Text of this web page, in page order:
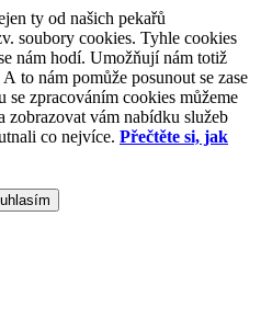
ty od našich pekařů
soubory cookies. Tyhle cookies
nám hodí. Umožňují nám totiž
to nám pomůže posunout se zase
se zpracováním cookies můžeme
zobrazovat vám nabídku služeb
co nejvíce. Přečtěte si, jak